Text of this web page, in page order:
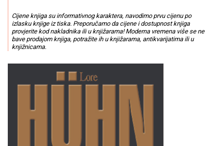
Cijene knjiga su informativnog karaktera, navodimo prvu cijenu po
izlasku knjige iz tiska. Preporučamo da cijene i dostupnost knjiga
provjerite kod nakladnika ili u knjižarama! Moderna vremena više se ne
bave prodajom knjiga, potražite ih u knjižarama, antikvarijatima ili u
knjižnicama.